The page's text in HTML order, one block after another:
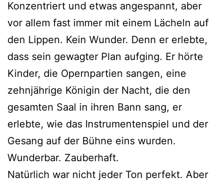
Konzentriert und etwas angespannt, aber
vor allem fast immer mit einem Lächeln auf
den Lippen. Kein Wunder. Denn er erlebte,
dass sein gewagter Plan aufging. Er hörte
Kinder, die Opernpartien sangen, eine
zehnjährige Königin der Nacht, die den
gesamten Saal in ihren Bann sang, er
erlebte, wie das Instrumentenspiel und der
Gesang auf der Bühne eins wurden.
Wunderbar. Zauberhaft.
Natürlich war nicht jeder Ton perfekt. Aber